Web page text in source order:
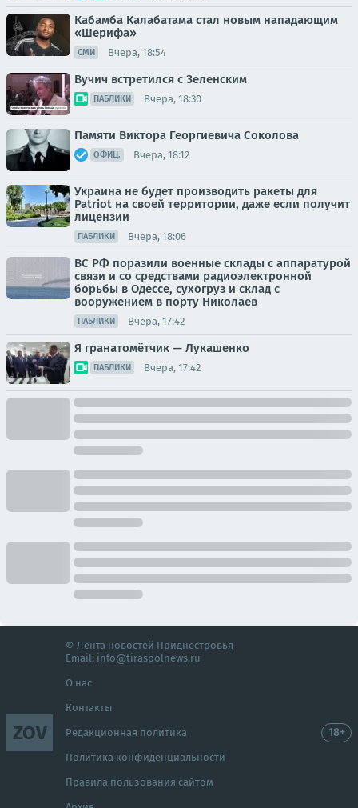
Кабамба Калабатама стал новым нападающим
«Шерифа»
СМИ Вчера, 18:54
Вучич встретился с Зеленским
ПАБЛИКИ Вчера, 18:30
Памяти Виктора Георгиевича Соколова
ОФИЦ. Вчера, 18:12
Украина не будет производить ракеты для
Patriot на своей территории, даже если получит
лицензии
ПАБЛИКИ Вчера, 18:06
ВС РФ поразили военные склады с аппаратурой
связи и со средствами радиоэлектронной
борьбы в Одессе, сухогруз и склад с
вооружением в порту Николаев
ПАБЛИКИ Вчера, 17:42
Я гранатомётчик — Лукашенко
ПАБЛИКИ Вчера, 17:42
ZOV
© Лента новостей Приднестровья
Email: info@tiraspolnews.ru
О нас
Контакты
Редакционная политика
Политика конфиденциальности
Правила пользования сайтом
18+